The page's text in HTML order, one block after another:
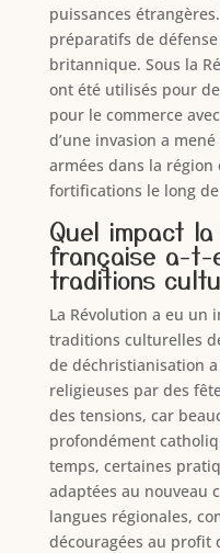
puissances
préparatifs de
britannique. Sous la
ont été utilisés pour
pour le commerce
d’une invasion a
armées dans la
fortifications le long
Quel impact la
française a-t-
traditions
La Révolution a eu un
traditions culturelles
de déchristianisation
religieuses par des
des tensions, car
profondément
temps, certaines
adaptées au nouveau
langues régionales,
découragées au